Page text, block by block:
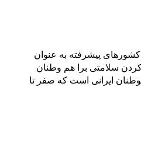
پیشرفته به عنوان
سلامتی برا هم وطنان
ساخت هموطنان ایرانی است که صفر تا